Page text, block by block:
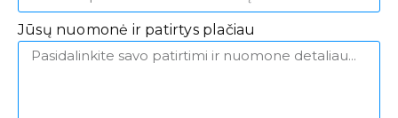
Jūsų nuomonė ir patirtys plačiau